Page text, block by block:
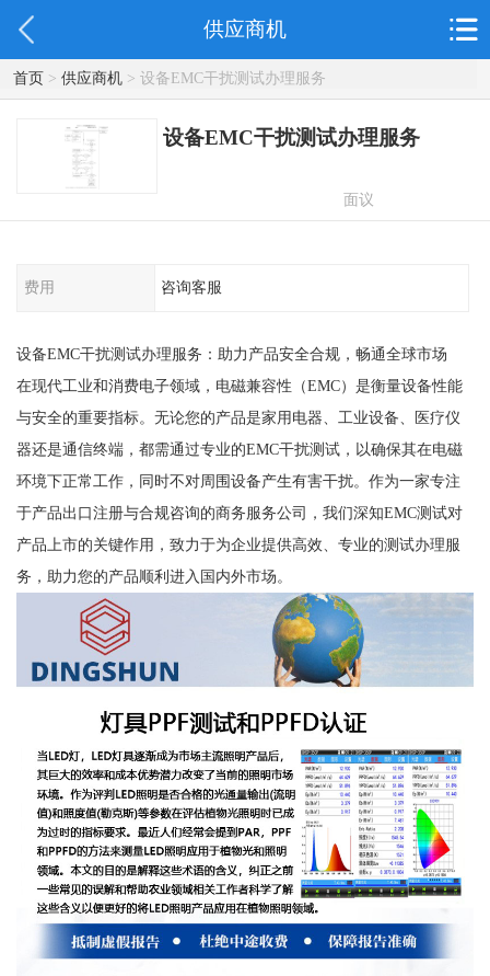
供应商机
首页> 供应商机> 设备EMC干扰测试办理服务
设备EMC干扰测试办理服务
面议
费用 咨询客服
设备EMC干扰测试办理服务：助力产品安全合规，畅通全球市场
在现代工业和消费电子领域，电磁兼容性（EMC）是衡量设备性能
与安全的重要指标。无论您的产品是家用电器、工业设备、医疗仪
器还是通信终端，都需通过专业的EMC干扰测试，以确保其在电磁
环境下正常工作，同时不对周围设备产生有害干扰。作为一家专注
于产品出口注册与合规咨询的商务服务公司，我们深知EMC测试对
产品上市的关键作用，致力于为企业提供高效、专业的测试办理服
务，助力您的产品顺利进入国内外市场。